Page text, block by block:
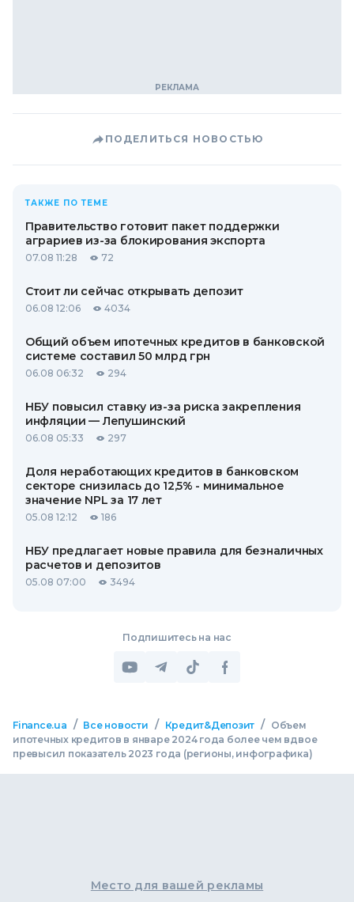
ПОДЕЛИТЬСЯ НОВОСТЬЮ
ТАКЖЕ ПО ТЕМЕ
Правительство готовит пакет поддержки
аграриев из-за блокирования экспорта
07.08 11:28 72
Стоит ли сейчас открывать депозит
06.08 12:06 4034
Общий объем ипотечных кредитов в банковской
системе составил 50 млрд грн
06.08 06:32 294
НБУ повысил ставку из-за риска закрепления
инфляции — Лепушинский
06.08 05:33 297
Доля неработающих кредитов в банковском
секторе снизилась до 12,5% - минимальное
значение NPL за 17 лет
05.08 12:12 186
НБУ предлагает новые правила для безналичных
расчетов и депозитов
05.08 07:00 3494
Подпишитесь на нас
Finance.ua / Все новости / Кредит&Депозит /
Объем
ипотечных кредитов в январе 2024 года более чем вдвое
превысил показатель 2023 года (регионы, инфографика)
Место для вашей рекламы